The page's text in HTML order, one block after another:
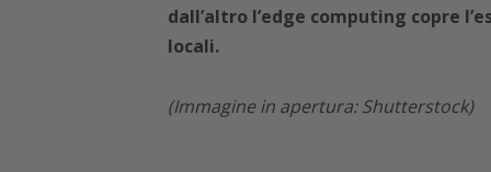
dall’altro l’edge computing copre
locali.
(Immagine in apertura: Shutterstock)